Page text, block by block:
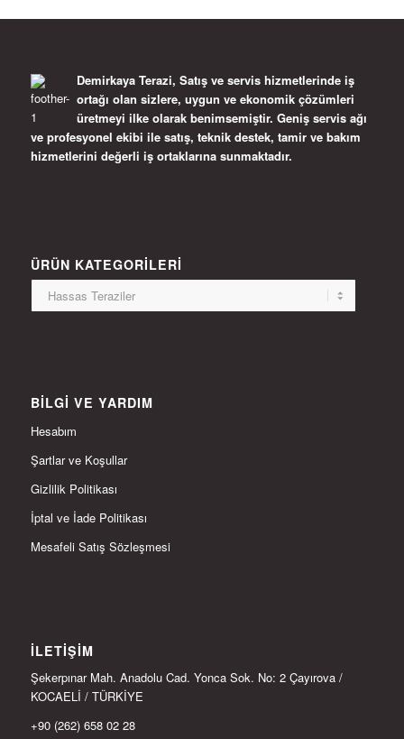
Demirkaya Terazi, Satış ve servis hizmetlerinde iş
ortağı olan sizlere, uygun ve ekonomik çözümleri
üretmeyi ilke olarak benimsemiştir. Geniş servis ağı
ve profesyonel ekibi ile satış, teknik destek, tamir ve bakım
hizmetlerini değerli iş ortaklarına sunmaktadır.
ÜRÜN KATEGORILERI
BILGI VE YARDIM
Hesabım
Şartlar ve Koşullar
Gizlilik Politikası
İptal ve İade Politikası
Mesafeli Satış Sözleşmesi
İLETIŞIM
Şekerpınar Mah. Anadolu Cad. Yonca Sok. No: 2 Çayırova /
KOCAELİ / TÜRKİYE
+90 (262) 658 02 28